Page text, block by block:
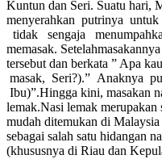
Kuntun dan Seri. Suatu hari,
menyerahkan putrinya
tidak sengaja
memasak.
tersebut dan berkata ” Apa
masak, Seri?).” Anaknya
Ibu)”.Hingga kini, masakan
lemak.Nasi lemak merupakan
mudah ditemukan di
sebagai salah satu hidangan
(khususnya di Riau dan